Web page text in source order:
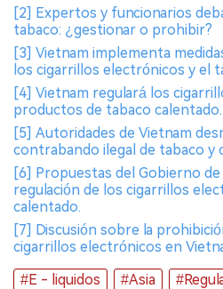
[2] Expertos y funcionarios
tabaco: ¿gestionar o prohibir?
[3] Vietnam implementa
los cigarrillos electrónicos y el
[4] Vietnam regulará los
productos de tabaco calentado.
[5] Autoridades de Vietnam
contrabando ilegal de tabaco y
[6] Propuestas del Gobierno
regulación de los cigarrillos
calentado.
[7] Discusión sobre la
cigarrillos electrónicos en
#E - liquidos
#Asia